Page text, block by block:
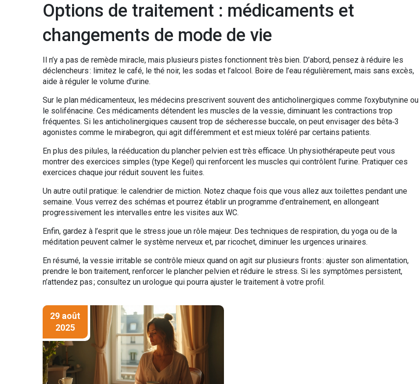
Options de traitement : médicaments et
changements de mode de vie
Il n’y a pas de remède miracle, mais plusieurs pistes fonctionnent très bien. D’abord, pensez à réduire les
déclencheurs : limitez le café, le thé noir, les sodas et l’alcool. Boire de l’eau régulièrement, mais sans excès,
aide à réguler le volume d’urine.
Sur le plan médicamenteux, les médecins prescrivent souvent des anticholinergiques comme l’oxybutynine ou
le solifénacine. Ces médicaments détendent les muscles de la vessie, diminuant les contractions trop
fréquentes. Si les anticholinergiques causent trop de sécheresse buccale, on peut envisager des bêta‑3
agonistes comme le mirabegron, qui agit différemment et est mieux toléré par certains patients.
En plus des pilules, la rééducation du plancher pelvien est très efficace. Un physiothérapeute peut vous
montrer des exercices simples (type Kegel) qui renforcent les muscles qui contrôlent l’urine. Pratiquer ces
exercices chaque jour réduit souvent les fuites.
Un autre outil pratique: le calendrier de miction. Notez chaque fois que vous allez aux toilettes pendant une
semaine. Vous verrez des schémas et pourrez établir un programme d’entraînement, en allongeant
progressivement les intervalles entre les visites aux WC.
Enfin, gardez à l’esprit que le stress joue un rôle majeur. Des techniques de respiration, du yoga ou de la
méditation peuvent calmer le système nerveux et, par ricochet, diminuer les urgences urinaires.
En résumé, la vessie irritable se contrôle mieux quand on agit sur plusieurs fronts : ajuster son alimentation,
prendre le bon traitement, renforcer le plancher pelvien et réduire le stress. Si les symptômes persistent,
n’attendez pas ; consultez un urologue qui pourra ajuster le traitement à votre profil.
29 août
2025